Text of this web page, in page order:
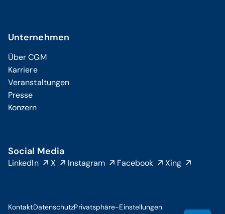
Unternehmen
Über CGM
Karriere
Veranstaltungen
Presse
Konzern
Social Media
LinkedIn X Instagram Facebook Xing
KontaktDatenschutzPrivatsphäre-Einstellungen